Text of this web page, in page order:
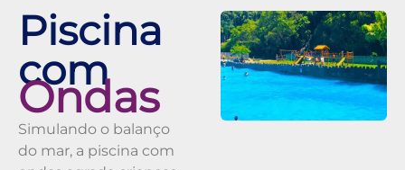
Piscina
com
Ondas
Simulando o balanço
do mar, a piscina com